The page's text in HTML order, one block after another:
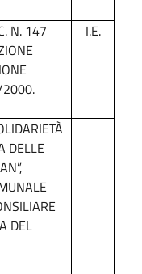
N. 147
2000.
I.E.
DELLE
DEL